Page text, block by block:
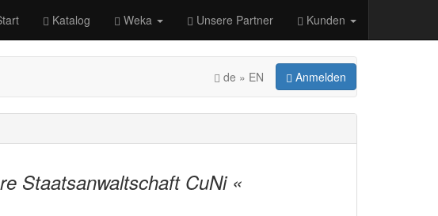
Katalog Weka Unsere Partner Kunden
Anmelden
de » EN
Staatsanwaltschaft CuNi «